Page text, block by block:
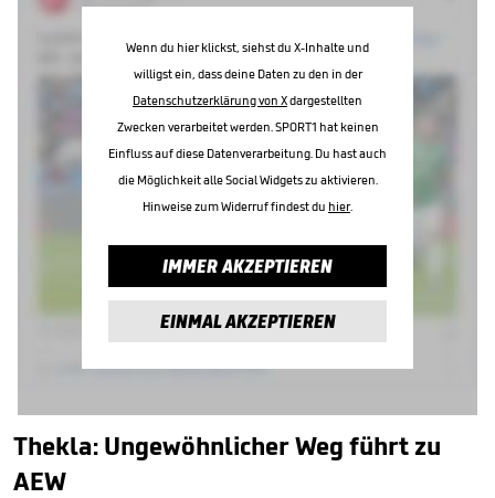
Wenn du hier klickst, siehst du X-Inhalte und
willigst ein, dass deine Daten zu den in der
Datenschutzerklärung von Xdargestellten
Zwecken verarbeitet werden. SPORT1 hat keinen
Einfluss auf diese Datenverarbeitung. Du hast auch
die Möglichkeit alle Social Widgets zu aktivieren.
Hinweise zum Widerruf findest du hier.
IMMER AKZEPTIEREN
EINMAL AKZEPTIEREN
Thekla: Ungewöhnlicher Weg führt zu
AEW